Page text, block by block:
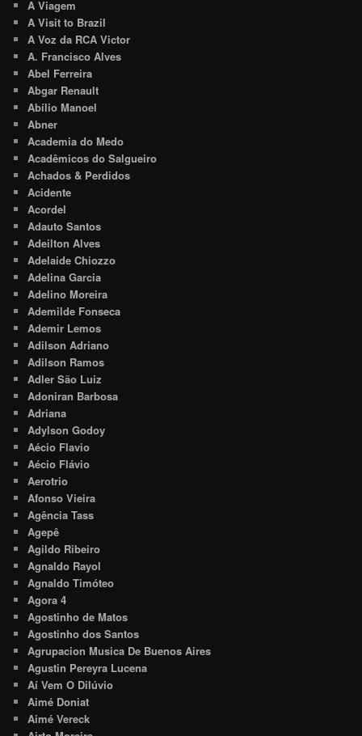
A Viagem
A Visit to Brazil
A Voz da RCA Victor
A. Francisco Alves
Abel Ferreira
Abgar Renault
Abílio Manoel
Abner
Academia do Medo
Acadêmicos do Salgueiro
Achados & Perdidos
Acidente
Acordel
Adauto Santos
Adeilton Alves
Adelaide Chiozzo
Adelina Garcia
Adelino Moreira
Ademilde Fonseca
Ademir Lemos
Adilson Adriano
Adilson Ramos
Adler São Luiz
Adoniran Barbosa
Adriana
Adylson Godoy
Aécio Flavio
Aécio Flávio
Aerotrio
Afonso Vieira
Agência Tass
Agepê
Agildo Ribeiro
Agnaldo Rayol
Agnaldo Timóteo
Agora 4
Agostinho de Matos
Agostinho dos Santos
Agrupacion Musica De Buenos Aires
Agustin Pereyra Lucena
Aí Vem O Dilúvio
Aimé Doniat
Aimé Vereck